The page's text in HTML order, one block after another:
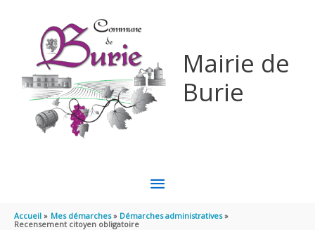
Mairie de
Burie
MENU
PRINCIPAL
Accueil Mes démarches
Démarches administratives
Recensement citoyen obligatoire